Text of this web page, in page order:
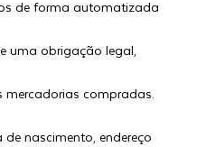
de forma automatizada
uma obrigação legal,
compradas.
nascimento, endereço